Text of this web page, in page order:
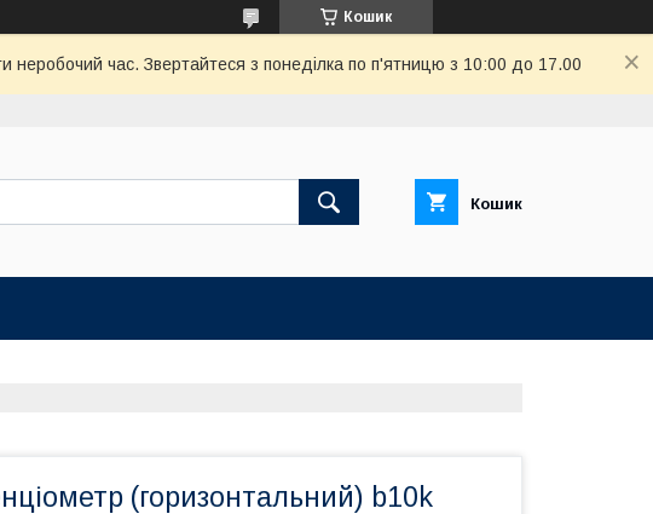
Кошик
неробочий час. Звертайтеся з понеділка по п'ятницю з 10:00 до 17.00
Кошик
(горизонтальний) b10k